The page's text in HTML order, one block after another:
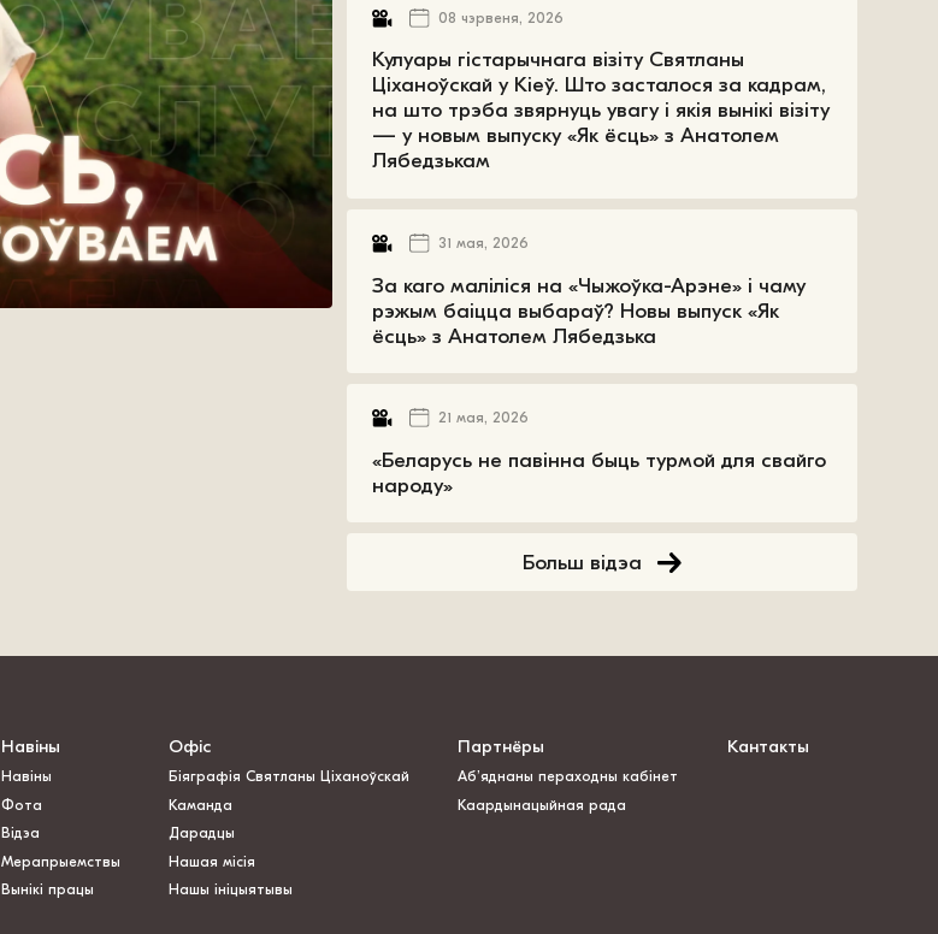
08 чэрвеня, 2026
Кулуары гістарычнага візіту Святланы
Ціханоўскай у Кіеў. Што засталося за кадрам,
на што трэба звярнуць увагу і якія вынікі візіту
— у новым выпуску «Як ёсць» з Анатолем
Лябедзькам
31 мая, 2026
За каго маліліся на «Чыжоўка-Арэне» і чаму
рэжым баіцца выбараў? Новы выпуск «Як
ёсць» з Анатолем Лябедзька
21 мая, 2026
«Беларусь не павінна быць турмой для свайго
народу»
Больш відэа
Навіны
Навіны
Фота
Відэа
Мерапрыемствы
Вынікі працы
Офіс
Біяграфія Святланы Ціханоўскай
Каманда
Дарадцы
Нашая місія
Нашы ініцыятывы
Партнёры
Аб’яднаны пераходны кабінет
Каардынацыйная рада
Кантакты